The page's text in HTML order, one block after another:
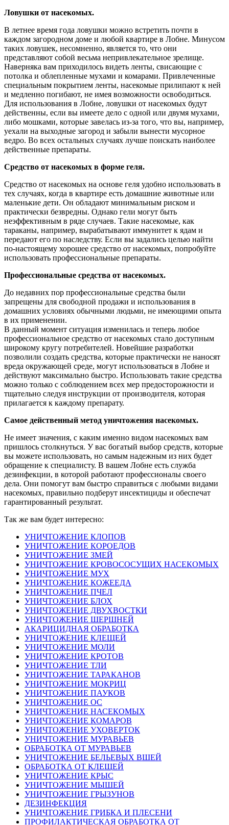
Ловушки от насекомых.
В летнее время года ловушки можно встретить почти в
каждом загородном доме и любой квартире в Лобне. Минусом
таких ловушек, несомненно, является то, что они
представляют собой весьма непривлекательное зрелище.
Наверняка вам приходилось видеть ленты, свисающие с
потолка и облепленные мухами и комарами. Привлеченные
специальным покрытием ленты, насекомые прилипают к ней
и медленно погибают, не имея возможности освободиться.
Для использования в Лобне, ловушки от насекомых будут
действенны, если вы имеете дело с одной или двумя мухами,
либо мошками, которые завелась из-за того, что вы, например,
уехали на выходные загород и забыли вынести мусорное
ведро. Во всех остальных случаях лучше поискать наиболее
действенные препараты.
Средство от насекомых в форме геля.
Средство от насекомых на основе геля удобно использовать в
тех случаях, когда в квартире есть домашние животные или
маленькие дети. Он обладают минимальным риском и
практически безвредны. Однако гели могут быть
неэффективным в ряде случаев. Такие насекомые, как
тараканы, например, вырабатывают иммунитет к ядам и
передают его по наследству. Если вы задались целью найти
по-настоящему хорошее средство от насекомых, попробуйте
использовать профессиональные препараты.
Профессиональные средства от насекомых.
До недавних пор профессиональные средства были
запрещены для свободной продажи и использования в
домашних условиях обычными людьми, не имеющими опыта
в их применении.
В данный момент ситуация изменилась и теперь любое
профессиональное средство от насекомых стало доступным
широкому кругу потребителей. Новейшие разработки
позволили создать средства, которые практически не наносят
вреда окружающей среде, могут использоваться в Лобне и
действуют максимально быстро. Использовать такие средства
можно только с соблюдением всех мер предосторожности и
тщательно следуя инструкции от производителя, которая
прилагается к каждому препарату.
Самое действенный метод уничтожения насекомых.
Не имеет значения, с каким именно видом насекомых вам
пришлось столкнуться. У вас богатый выбор средств, которые
вы можете использовать, но самым надежным из них будет
обращение к специалисту. В вашем Лобне есть служба
дезинфекции, в которой работают профессионалы своего
дела. Они помогут вам быстро справиться с любыми видами
насекомых, правильно подберут инсектициды и обеспечат
гарантированный результат.
Так же вам будет интересно:
УНИЧТОЖЕНИЕ КЛОПОВ
УНИЧТОЖЕНИЕ КОРОЕДОВ
УНИЧТОЖЕНИЕ ЗМЕЙ
УНИЧТОЖЕНИЕ КРОВОСОСУЩИХ НАСЕКОМЫХ
УНИЧТОЖЕНИЕ МУХ
УНИЧТОЖЕНИЕ КОЖЕЕДА
УНИЧТОЖЕНИЕ ПЧЕЛ
УНИЧТОЖЕНИЕ БЛОХ
УНИЧТОЖЕНИЕ ДВУХВОСТКИ
УНИЧТОЖЕНИЕ ШЕРШНЕЙ
АКАРИЦИДНАЯ ОБРАБОТКА
УНИЧТОЖЕНИЕ КЛЕЩЕЙ
УНИЧТОЖЕНИЕ МОЛИ
УНИЧТОЖЕНИЕ КРОТОВ
УНИЧТОЖЕНИЕ ТЛИ
УНИЧТОЖЕНИЕ ТАРАКАНОВ
УНИЧТОЖЕНИЕ МОКРИЦ
УНИЧТОЖЕНИЕ ПАУКОВ
УНИЧТОЖЕНИЕ ОС
УНИЧТОЖЕНИЕ НАСЕКОМЫХ
УНИЧТОЖЕНИЕ КОМАРОВ
УНИЧТОЖЕНИЕ УХОВЕРТОК
УНИЧТОЖЕНИЕ МУРАВЬЕВ
ОБРАБОТКА ОТ МУРАВЬЕВ
УНИЧТОЖЕНИЕ БЕЛЬЕВЫХ ВШЕЙ
ОБРАБОТКА ОТ КЛЕЩЕЙ
УНИЧТОЖЕНИЕ КРЫС
УНИЧТОЖЕНИЕ МЫШЕЙ
УНИЧТОЖЕНИЕ ГРЫЗУНОВ
ДЕЗИНФЕКЦИЯ
УНИЧТОЖЕНИЕ ГРИБКА И ПЛЕСЕНИ
ПРОФИЛАКТИЧЕСКАЯ ОБРАБОТКА ОТ